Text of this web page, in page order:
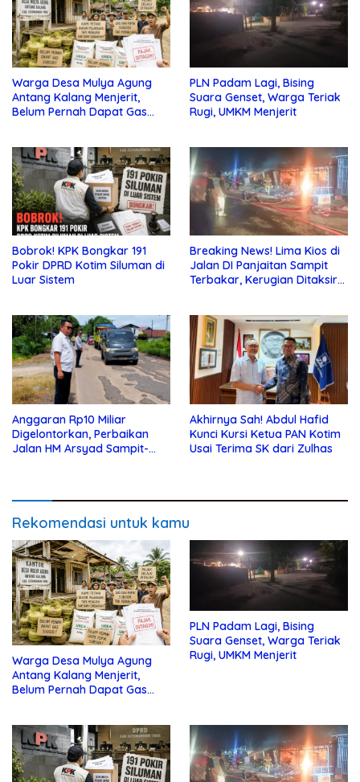
Warga Desa Mulya Agung
Antang Kalang Menjerit,
Belum Pernah Dapat Gas
PLN Padam Lagi, Bising
Suara Genset, Warga Teriak
Rugi, UMKM Menjerit
Bobrok! KPK Bongkar 191
Pokir DPRD Kotim Siluman di
Luar Sistem
Breaking News! Lima Kios di
Jalan DI Panjaitan Sampit
Terbakar, Kerugian Ditaksir
Anggaran Rp10 Miliar
Digelontorkan, Perbaikan
Jalan HM Arsyad Sampit-
Akhirnya Sah! Abdul Hafid
Kunci Kursi Ketua PAN Kotim
Usai Terima SK dari Zulhas
Rekomendasi untuk kamu
Warga Desa Mulya Agung
Antang Kalang Menjerit,
Belum Pernah Dapat Gas
PLN Padam Lagi, Bising
Suara Genset, Warga Teriak
Rugi, UMKM Menjerit